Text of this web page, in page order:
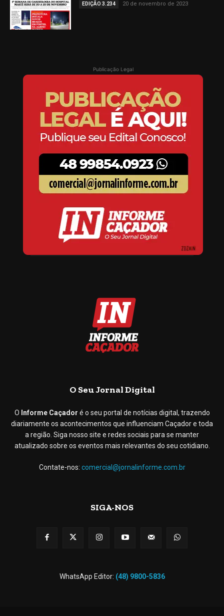
EDIÇÃO 3.234 20 de novembro de 2023
Publicação Legal
O Seu Jornal Digital
O Informe Caçador é o seu portal de notícias digital, trazendo
diariamente os acontecimentos que influenciam Caçador e toda
a região. Siga nosso site e redes sociais para se manter
atualizado sobre os eventos mais relevantes do seu cotidiano.
Contate-nos: comercial@jornalinforme.com.br
SIGA-NOS
WhatsApp Editor: (48) 9800-5836